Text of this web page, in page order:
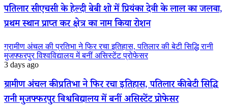
पतिलार सीएचसी के हेल्दी बेबी शो में प्रियंका देवी के लाल का जलवा,
प्रथम स्थान प्राप्त कर क्षेत्र का नाम किया रोशन
ग्रामीण अंचल की प्रतिभा ने फिर रचा इतिहास, पतिलार की बेटी सिद्धि रानी
मुजफ्फरपुर विश्वविद्यालय में बनीं असिस्टेंट प्रोफेसर
3 days ago
ग्रामीण अंचल की प्रतिभा ने फिर रचा इतिहास, पतिलार की बेटी सिद्धि
रानी मुजफ्फरपुर विश्वविद्यालय में बनीं असिस्टेंट प्रोफेसर